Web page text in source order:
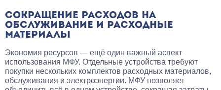
СОКРАЩЕНИЕ РАСХОДОВ НА
ОБСЛУЖИВАНИЕ И РАСХОДНЫЕ
МАТЕРИАЛЫ
Экономия ресурсов — ещё один важный аспект
использования МФУ. Отдельные устройства требуют
покупки нескольких комплектов расходных материалов,
обслуживания и электроэнергии. МФУ позволяет